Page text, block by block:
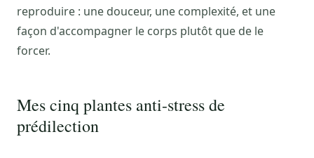
reproduire : une douceur, une complexité, et une
façon d'accompagner le corps plutôt que de le
forcer.
Mes cinq plantes anti-stress de
prédilection